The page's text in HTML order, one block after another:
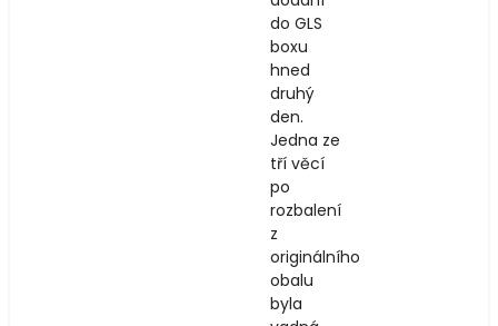
do GLS
boxu
hned
druhý
den.
Jedna ze
tří věcí
po
rozbalení
z
originálního
obalu
byla